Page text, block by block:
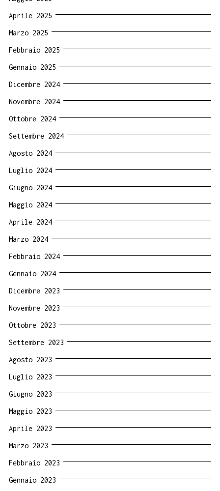
Aprile 2025
Marzo 2025
Febbraio 2025
Gennaio 2025
Dicembre 2024
Novembre 2024
Ottobre 2024
Settembre 2024
Agosto 2024
Luglio 2024
Giugno 2024
Maggio 2024
Aprile 2024
Marzo 2024
Febbraio 2024
Gennaio 2024
Dicembre 2023
Novembre 2023
Ottobre 2023
Settembre 2023
Agosto 2023
Luglio 2023
Giugno 2023
Maggio 2023
Aprile 2023
Marzo 2023
Febbraio 2023
Gennaio 2023